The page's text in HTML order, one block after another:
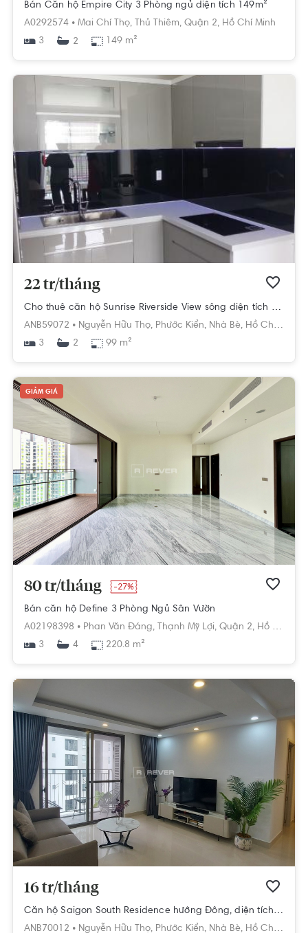
Bán Căn hộ Empire City 3 Phòng ngủ diện tích 149m²
A0292574 • Mai Chí Thọ, Thủ Thiêm, Quận 2, Hồ Chí Minh
3
2 149 m²
22 tr/tháng
Cho thuê căn hộ Sunrise Riverside View sông diện tích 99m2 - 3 phòng ngủ, đầy đủ nội thất.
ANB59072 • Nguyễn Hữu Thọ, Phước Kiển, Nhà Bè, Hồ Chí Minh
3
2 99 m²
GIẢM GIÁ
80 tr/tháng -27%
Bán căn hộ Define 3 Phòng Ngủ Sân Vườn
A02198398 • Phan Văn Đáng, Thạnh Mỹ Lợi, Quận 2, Hồ Chí Minh
3
4 220.8 m²
16 tr/tháng
Căn hộ Saigon South Residence hướng Đông, diện tích 104.03m²
ANB70012 • Nguyễn Hữu Thọ, Phước Kiển, Nhà Bè, Hồ Chí Minh